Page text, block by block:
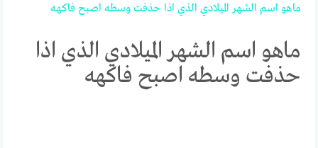
ماهو اسم الشهر الميلادي الذي اذا حذفت وسطه اصبح فاكهه
ماهو اسم الشهر الميلادي الذي اذا
حذفت وسطه اصبح فاكهه